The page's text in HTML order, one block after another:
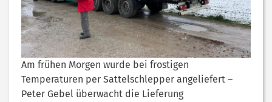
Am frühen Morgen wurde bei frostigen
Temperaturen per Sattelschlepper angeliefert –
Peter Gebel überwacht die Lieferung